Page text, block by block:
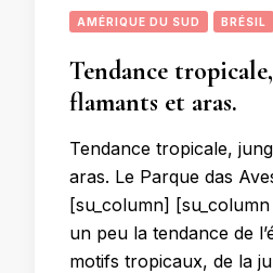
AMÉRIQUE DU SUD BRÉSIL
Tendance
flamants et aras.
Tendance tropicale,
aras. Le Parque das
[su_column] [su_column
un peu la tendance de
motifs tropicaux, de la